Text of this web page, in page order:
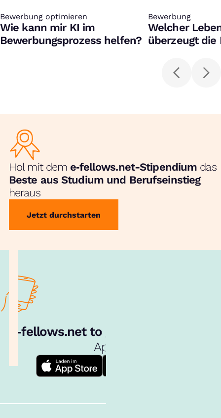
Bewerbung optimieren
:
Wie kann mir KI im
Bewerbungsprozess helfen?
Bewerbung
:
Welcher
überzeugt die
Hol mit dem e‑fellows.net-Stipendium das
Beste aus Studium und Berufseinstieg
heraus
Jetzt durchstarten
e‑fellows.net to go:
App!